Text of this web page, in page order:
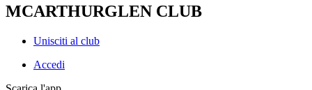
MCARTHURGLEN CLUB
Unisciti al club
Accedi